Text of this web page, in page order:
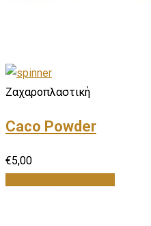
Ζαχαροπλαστική
Caco Powder
€5,00